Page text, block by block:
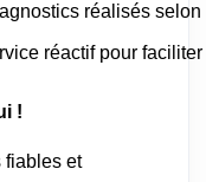
réalisés
réactif pour
!
fiables et